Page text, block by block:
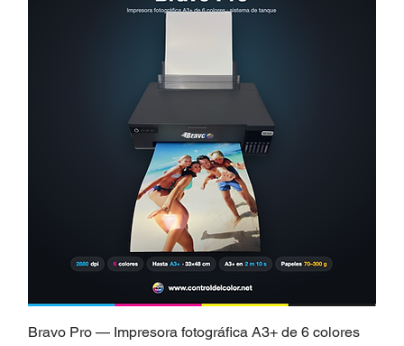
Bravo Pro — Impresora fotográfica A3+ de 6 colores